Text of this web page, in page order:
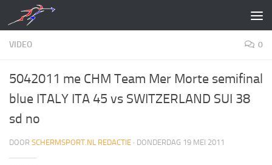
Doorgaan naar inhoud
VIDEO 0
5042011 me CHM Team Mer Morte semifinal
blue ITALY ITA 45 vs SWITZERLAND SUI 38
sd no
DOOR SCHERMSPORT.NL REDACTIE · DONDERDAG 19 MEI 2011